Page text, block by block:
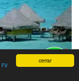
cerrar
FV
1